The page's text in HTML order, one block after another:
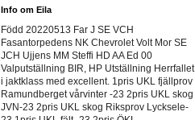
Info om Eila
Född 20220513 Far J SE VCH
Fasantorpedens NK Chevrolet Volt Mor SE
JCH Ujjens MM Steffi HD AA Ed 00
Valputställning BIR, HP Utställning Herrfallet
i jaktklass med excellent. 1pris UKL fjällprov
Ramundberget vårvinter -23 2pris UKL skog
JVN-23 2pris UKL skog Riksprov Lycksele-